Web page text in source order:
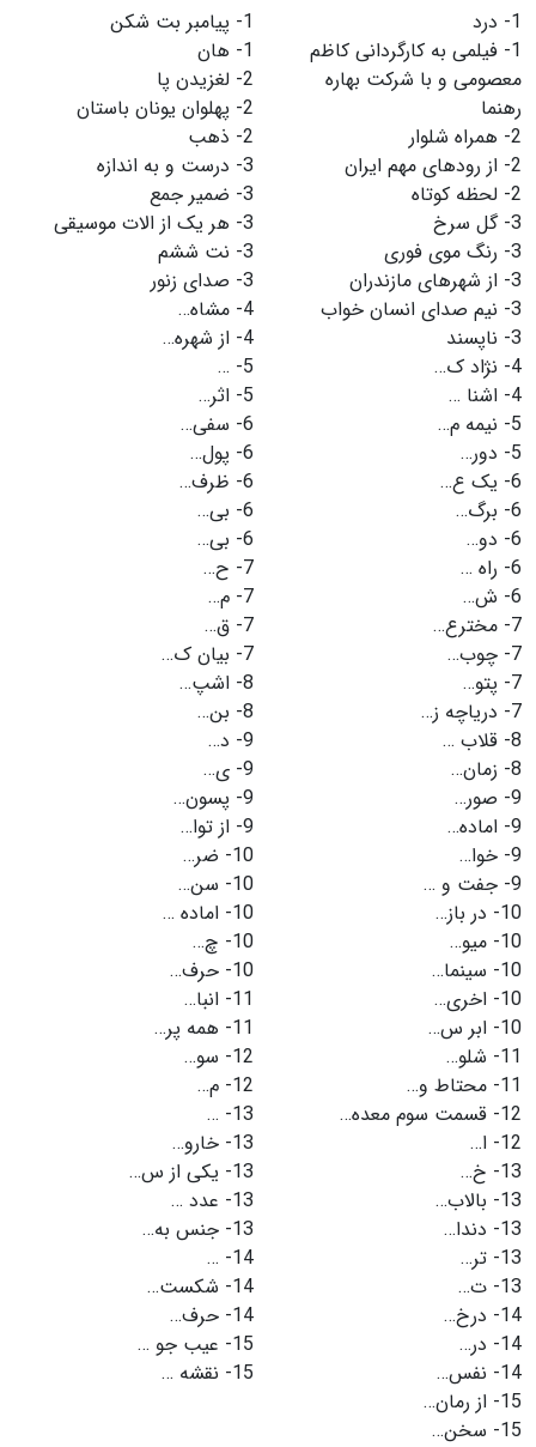
1- درد
1- فیلمی به کارگردانی کاظم
معصومی و با شرکت بهاره
رهنما
2- همراه شلوار
2- از رودهای مهم ایران
2- لحظه کوتاه
3- گل سرخ
3- رنگ موی فوری
3- از شهرهای مازندران
3- نیم صدای انسان خواب
3- ناپسند
4- نژاد ک…
4- اشنا …
5- نیمه م…
5- دور…
6- یک ع…
6- برگ…
6- دو…
6- راه …
6- ش…
7- مخترع…
7- چوب…
7- پتو…
7- دریاچه ز…
8- قلاب …
8- زمان…
9- صور…
9- اماده…
9- خوا…
9- جفت و …
10- در باز…
10- میو…
10- سینما…
10- اخری…
10- ابر س…
11- شلو…
11- محتاط و…
12- قسمت سوم معده…
12- ا…
13- خ…
13- بالاب…
13- دندا…
13- تر…
13- ت…
14- درخ…
14- در…
14- نفس…
15- از رمان…
15- سخن…
1- پیامبر بت شکن
1- هان
2- لغزیدن پا
2- پهلوان یونان باستان
2- ذهب
3- درست و به اندازه
3- ضمیر جمع
3- هر یک از الات موسیقی
3- نت ششم
3- صدای زنور
4- مشاه…
4- از شهره…
5-
…
5- اثر…
6- سفی…
6- پول…
6- ظرف…
6- بی…
6- بی…
7- ح…
7- م…
7- ق…
7- بیان ک…
8- اشپ…
8- بن…
9- د…
9- ی…
9- پسون…
9- از توا…
10- ضر…
10- سن…
10- اماده …
10- چ…
10- حرف…
11- انبا…
11- همه پر…
12- سو…
12- م…
13-
…
13- خارو…
13- یکی از س…
13- عدد …
13- جنس به…
14-
…
14- شکست…
14- حرف…
15- عیب جو …
15- نقشه …